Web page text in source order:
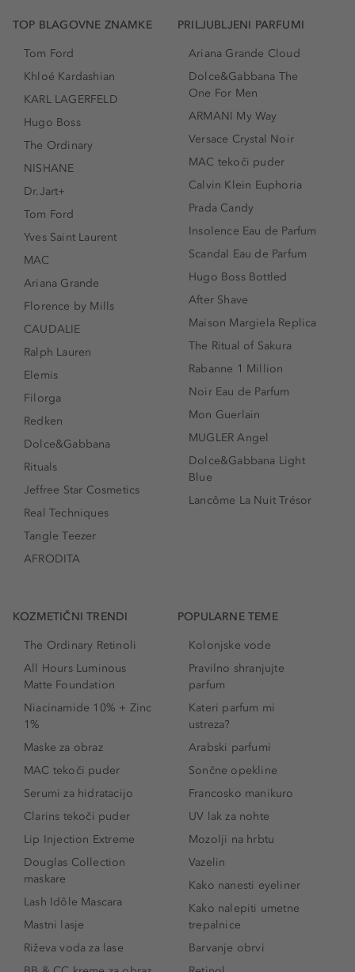
TOP BLAGOVNE ZNAMKE
Tom Ford
Khloé Kardashian
KARL LAGERFELD
Hugo Boss
The Ordinary
NISHANE
Dr.Jart+
Tom Ford
Yves Saint Laurent
MAC
Ariana Grande
Florence by Mills
CAUDALIE
Ralph Lauren
Elemis
Filorga
Redken
Dolce&Gabbana
Rituals
Jeffree Star Cosmetics
Real Techniques
Tangle Teezer
AFRODITA
PRILJUBLJENI PARFUMI
Ariana Grande Cloud
Dolce&Gabbana The
One For Men
ARMANI My Way
Versace Crystal Noir
MAC tekoči puder
Calvin Klein Euphoria
Prada Candy
Insolence Eau de Parfum
Scandal Eau de Parfum
Hugo Boss Bottled
After Shave
Maison Margiela Replica
The Ritual of Sakura
Rabanne 1 Million
Noir Eau de Parfum
Mon Guerlain
MUGLER Angel
Dolce&Gabbana Light
Blue
Lancôme La Nuit Trésor
KOZMETIČNI TRENDI
The Ordinary Retinoli
All Hours Luminous
Matte Foundation
Niacinamide 10% + Zinc
1%
Maske za obraz
MAC tekoči puder
Serumi za hidratacijo
Clarins tekoči puder
Lip Injection Extreme
Douglas Collection
maskare
Lash Idôle Mascara
Mastni lasje
Riževa voda za lase
POPULARNE TEME
Kolonjske vode
Pravilno shranjujte
parfum
Kateri parfum mi
ustreza?
Arabski parfumi
Sončne opekline
Francosko manikuro
UV lak za nohte
Mozolji na hrbtu
Vazelin
Kako nanesti eyeliner
Kako nalepiti umetne
trepalnice
Barvanje obrvi